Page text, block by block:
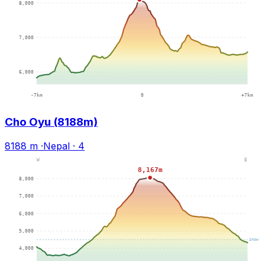
Cho Oyu (8188m)
8188 m ·Nepal · 4